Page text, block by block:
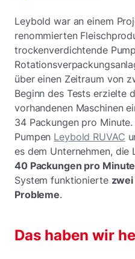
Leybold war an einem
renommierten
trockenverdichtende
über einen Zeitraum von
Beginn des Tests erzielte
vorhandenen Maschinen
34 Packungen pro
Pumpen Leybold RUVAC
es dem Unternehmen, die
40 Packungen pro
System funktionierte
Probleme.
Das haben wir